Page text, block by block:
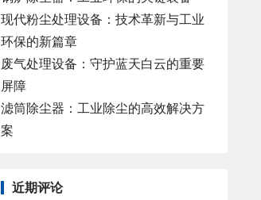
现代粉尘处理设备：技术革新与工业
环保的新篇章
废气处理设备：守护蓝天白云的重要
屏障
滤筒除尘器：工业除尘的高效解决方
案
近期评论